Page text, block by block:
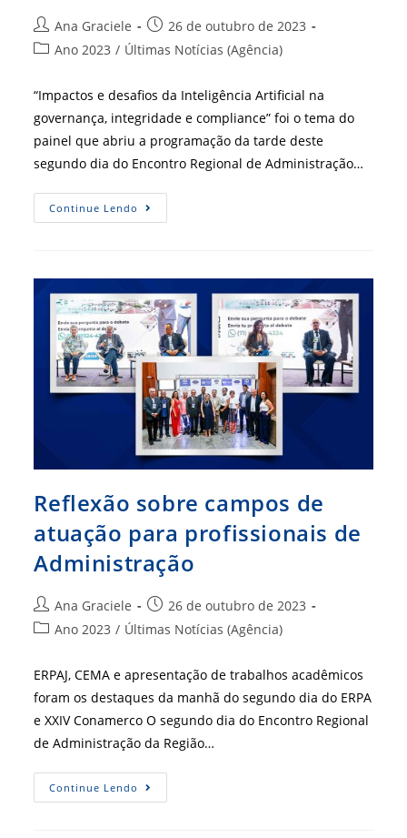
Autor
do
Ana Graciele
Post
publicado:
26 de outubro de 2023
Categoria
post:
Ano 2023 / Últimas Notícias (Agência)
“Impactos e desafios da Inteligência Artificial na
governança, integridade e compliance” foi o tema do
painel que abriu a programação da tarde deste
segundo dia do Encontro Regional de Administração…
Continue Lendo Inteligência
Artificial
Reflexão sobre campos de
atuação para profissionais de
Administração
Autor
do
Ana Graciele
Post
publicado:
26 de outubro de 2023
Categoria
post:
Ano 2023 / Últimas Notícias (Agência)
ERPAJ, CEMA e apresentação de trabalhos acadêmicos
foram os destaques da manhã do segundo dia do ERPA
e XXIV Conamerco O segundo dia do Encontro Regional
de Administração da Região…
Continue Lendo Reflexão
Sobre